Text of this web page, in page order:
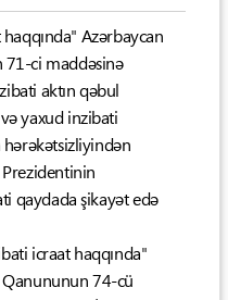
Azərbaycan
71-ci maddəsinə
aktın qəbul
yaxud inzibati
Prezidentinin
qaydada şikayət edə
icraat haqqında"
Qanununun 74-cü